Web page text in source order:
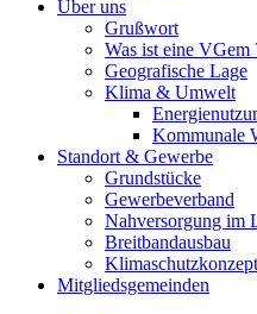
Über uns
Grußwort
Was ist eine VGem
Geografische Lage
Klima & Umwelt
Kommunale
Standort & Gewerbe
Grundstücke
Gewerbeverband
Nahversorgung im
Breitbandausbau
Klimaschutzkonzept
Mitgliedsgemeinden